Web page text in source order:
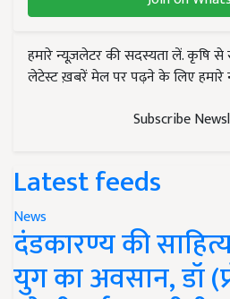
हमारे न्यूज़लेटर की सदस्यता लें. कृषि
लेटेस्ट ख़बरें मेल पर पढ़ने के लिए हमारे
Subscribe
Latest feeds
News
दंडकारण्य की
युग का अवसान, डॉ